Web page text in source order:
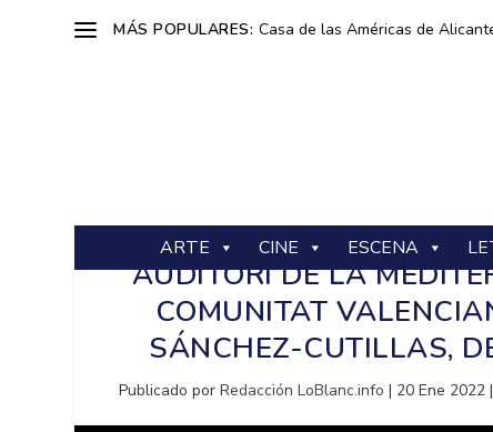
MÁS POPULARES: Casa de las Américas de
ARTE CINE ESCENA
AUDITORI DE LA
COMUNITAT
SÁNCHEZ-CUTILLAS,
Publicado porRedacción LoBlanc.info | 20 Ene 2022